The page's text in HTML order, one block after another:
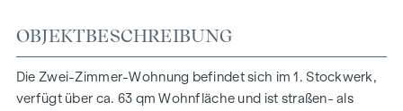
OBJEKTBESCHREIBUNG
Die Zwei-Zimmer-Wohnung befindet sich im 1. Stockwerk,
verfügt über ca. 63 qm Wohnfläche und ist straßen- als